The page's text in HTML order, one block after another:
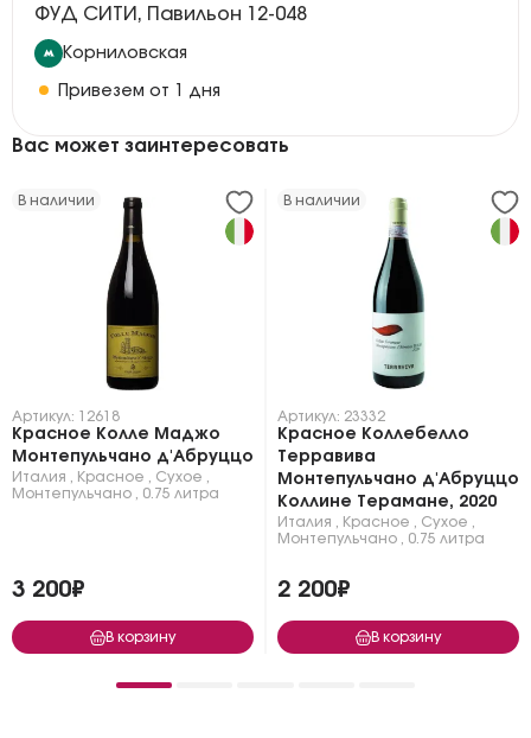
ФУД СИТИ, Павильон 12-048
Корниловская
Привезем от 1 дня
Вас может заинтересовать
В наличии
Артикул: 12618
Красное Колле Маджо
Монтепульчано д'Абруццо
Италия Красное Сухое
Монтепульчано
0.75 литра
3 200₽
В корзину
В наличии
Артикул: 23332
Красное Коллебелло
Терравива
Монтепульчано д'Абруццо
Коллине Терамане, 2020
Италия Красное Сухое
Монтепульчано
0.75 литра
2 200₽
В корзину